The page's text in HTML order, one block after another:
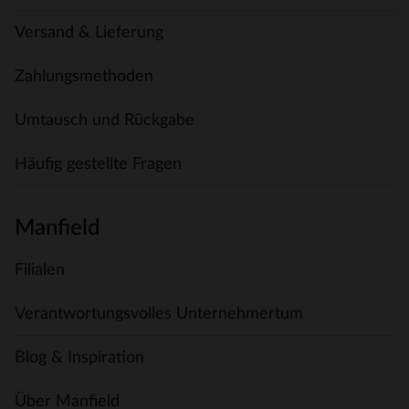
Versand & Lieferung
Zahlungsmethoden
Umtausch und Rückgabe
Häufig gestellte Fragen
Manfield
Filialen
Verantwortungsvolles Unternehmertum
Blog & Inspiration
Über Manfield